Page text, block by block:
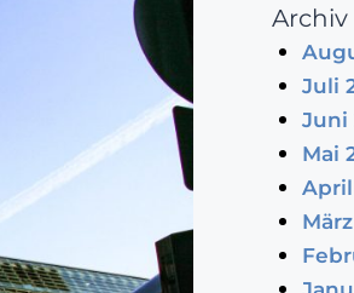
Archiv
Juli
Juni
Mai